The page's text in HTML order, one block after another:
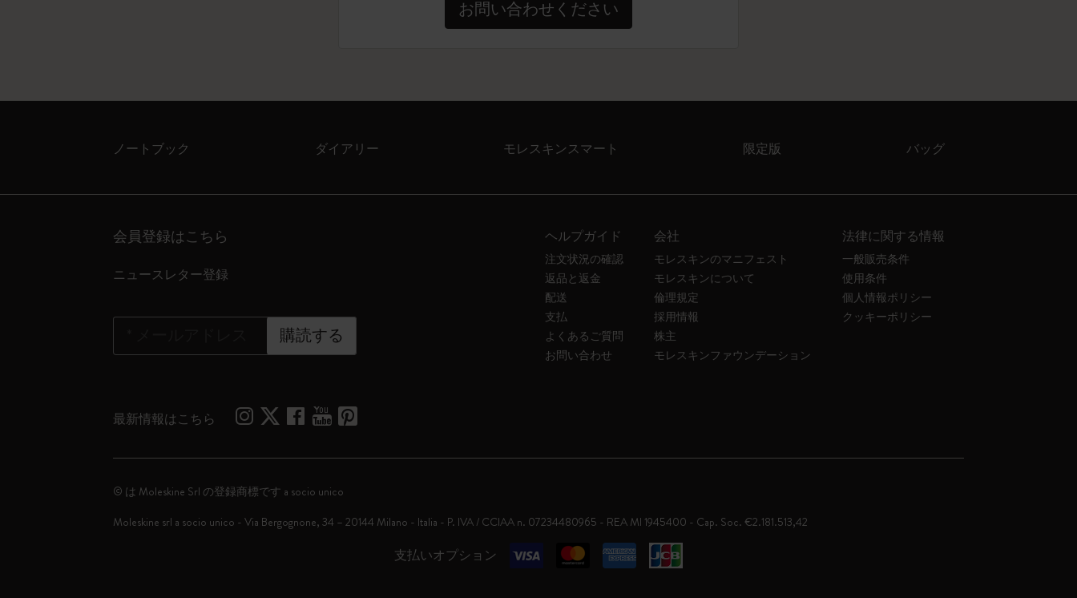
お問い合わせください
ノートブック ダイアリー モレスキンスマート 限定版 バッグ
会員登録はこちら
ニュースレター登録
購読する
ヘルプガイド
注文状況の確認
返品と返金
配送
支払
よくあるご質問
お問い合わせ
会社
モレスキンのマニフェスト
モレスキンについて
倫理規定
採用情報
株主
モレスキンファウンデーション
法律に関する情報
一般販売条件
使用条件
個人情報ポリシー
クッキーポリシー
最新情報はこちら
支払いオプション
© は Moleskine Srl の登録商標です a socio unico
Moleskine srl a socio unico - Via Bergognone, 34 – 20144 Milano - Italia - P. IVA / CCIAA n. 07234480965 - REA MI 1945400 - Cap. Soc. €2.181.513,42